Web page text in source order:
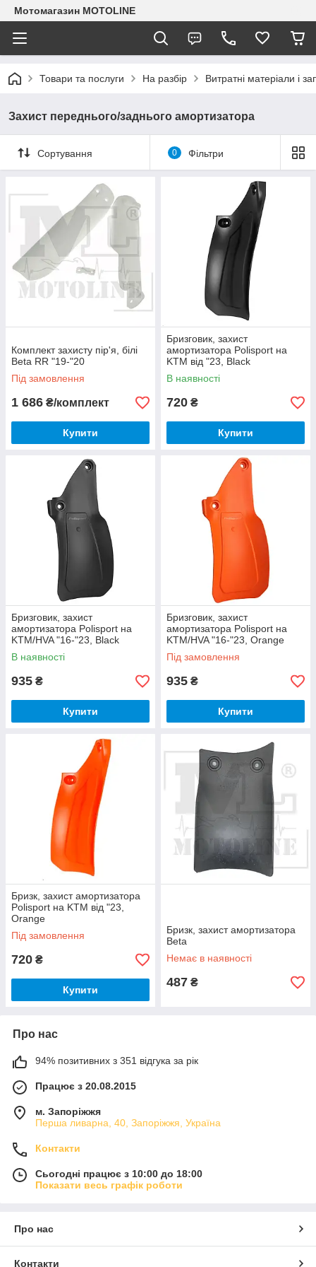
Мотомагазин MOTOLINE
Товари та послуги На разбір Витратні матеріали і
Захист переднього/заднього амортизатора
Сортування 0 Фільтри
Комплект захисту пір'я, білі
Beta RR "19-"20
Під замовлення
1 686 ₴/комплект
Купити
Бризговик, захист
амортизатора Polisport на
KTM від "23, Black
В наявності
720 ₴
Купити
Бризговик, захист
амортизатора Polisport на
KTM/HVA "16-"23, Black
В наявності
935 ₴
Купити
Бризговик, захист
амортизатора Polisport на
KTM/HVA "16-"23, Orange
Під замовлення
935 ₴
Купити
Бризк, захист амортизатора
Polisport на KTM від "23,
Orange
Під замовлення
720 ₴
Купити
Бризк, захист амортизатора
Beta
Немає в наявності
487 ₴
Про нас
94% позитивних з 351 відгука за рік
Працює з 20.08.2015
м. Запоріжжя
Перша ливарна, 40, Запоріжжя, Україна
Контакти
Сьогодні працює з 10:00 до 18:00
Показати весь графік роботи
Про нас
Контакти